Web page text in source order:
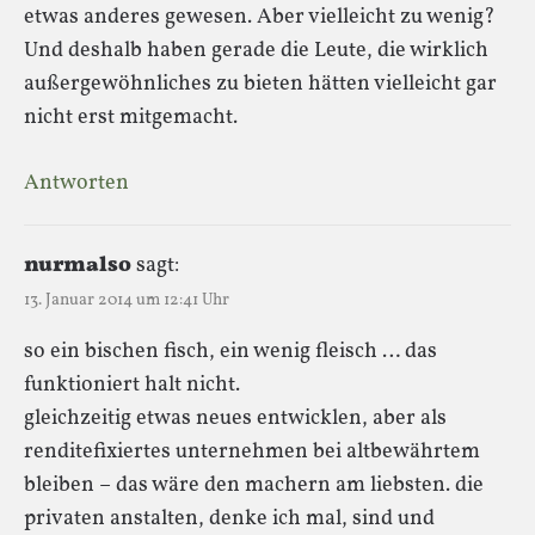
etwas anderes gewesen. Aber vielleicht zu wenig?
Und deshalb haben gerade die Leute, die wirklich
außergewöhnliches zu bieten hätten vielleicht gar
nicht erst mitgemacht.
Antworten
nurmalsosagt:
13. Januar 2014 um 12:41 Uhr
so ein bischen fisch, ein wenig fleisch … das
funktioniert halt nicht.
gleichzeitig etwas neues entwicklen, aber als
renditefixiertes unternehmen bei altbewährtem
bleiben – das wäre den machern am liebsten. die
privaten anstalten, denke ich mal, sind und